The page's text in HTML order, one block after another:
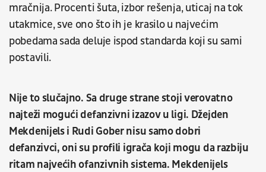
mračnija. Procenti šuta, izbor rešenja, uticaj na tok
utakmice, sve ono što ih je krasilo u najvećim
pobedama sada deluje ispod standarda koji su sami
postavili.
Nije to slučajno. Sa druge strane stoji verovatno
najteži mogući defanzivni izazov u ligi. Džejden
Mekdenijels i Rudi Gober nisu samo dobri
defanzivci, oni su profili igrača koji mogu da razbiju
ritam najvećih ofanzivnih sistema. Mekdenijels